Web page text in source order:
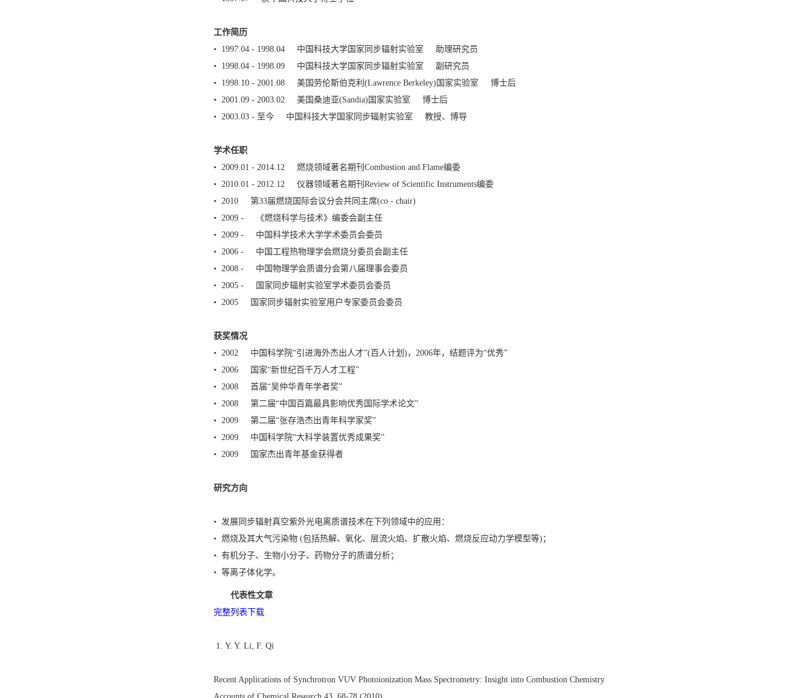
工作简历
• 1997.04 - 1998.04 中国科技大学国家同步辐射实验室 助理研究员
• 1998.04 - 1998.09 中国科技大学国家同步辐射实验室 副研究员
• 1998.10 - 2001.08 美国劳伦斯伯克利(Lawrence Berkeley)国家实验室 博士后
• 2001.09 - 2003.02 美国桑迪亚(Sandia)国家实验室 博士后
• 2003.03 - 至今 中国科技大学国家同步辐射实验室 教授、博导
学术任职
• 2009.01 - 2014.12 燃烧领域著名期刊Combustion and Flame编委
• 2010.01 - 2012.12 仪器领域著名期刊Review of Scientific Instruments编委
• 2010 第33届燃烧国际会议分会共同主席(co - chair)
• 2009 - 《燃烧科学与技术》编委会副主任
• 2009 - 中国科学技术大学学术委员会委员
• 2006 - 中国工程热物理学会燃烧分委员会副主任
• 2008 - 中国物理学会质谱分会第八届理事会委员
• 2005 - 国家同步辐射实验室学术委员会委员
• 2005 国家同步辐射实验室用户专家委员会委员
获奖情况
• 2002 中国科学院“引进海外杰出人才”(百人计划)，2006年，结题评为“优秀”
• 2006 国家“新世纪百千万人才工程”
• 2008 首届“吴仲华青年学者奖”
• 2008 第二届“中国百篇最具影响优秀国际学术论文”
• 2009 第二届“张存浩杰出青年科学家奖”
• 2009 中国科学院“大科学装置优秀成果奖”
• 2009 国家杰出青年基金获得者
研究方向
• 发展同步辐射真空紫外光电离质谱技术在下列领域中的应用：
• 燃烧及其大气污染物 (包括热解、氧化、层流火焰、扩散火焰、燃烧反应动力学模型等)；
• 有机分子、生物小分子、药物分子的质谱分析；
• 等离子体化学。
代表性文章
完整列表下载
1. Y. Y. Li, F. Qi
Recent Applications of Synchrotron VUV Photoionization Mass Spectrometry: Insight into Combustion Chemistry